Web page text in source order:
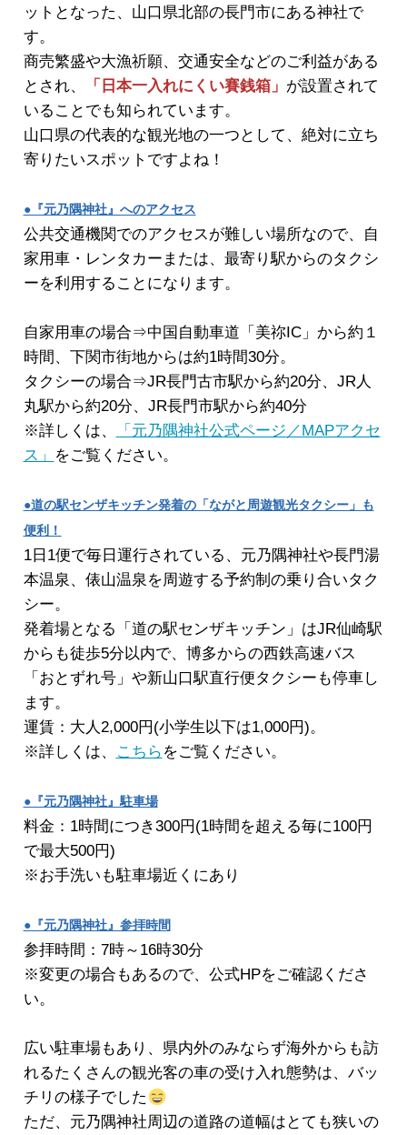
ットとなった、山口県北部の長門市にある神社で
す。
商売繁盛や大漁祈願、交通安全などのご利益がある
とされ、
「日本一入れにくい賽銭箱」 が設置されて
いることでも知られています。
山口県の代表的な観光地の一つとして、絶対に立ち
寄りたいスポットですよね！
●『元乃隅神社』へのアクセス
公共交通機関でのアクセスが難しい場所なので、自
家用車・レンタカーまたは、最寄り駅からのタクシ
ーを利用することになります。
自家用車の場合⇒中国自動車道「美祢IC」から約１
時間、下関市街地からは約1時間30分。
タクシーの場合⇒JR長門古市駅から約20分、JR人
丸駅から約20分、JR長門市駅から約40分
※詳しくは、
「元乃隅神社公式ページ／MAPアクセ
ス」
をご覧ください。
●道の駅センザキッチン発着の「ながと周遊観光タクシー」も
便利！
1日1便で毎日運行されている、元乃隅神社や長門湯
本温泉、俵山温泉を周遊する予約制の乗り合いタク
シー。
発着場となる「道の駅センザキッチン」はJR仙崎駅
からも徒歩5分以内で、博多からの西鉄高速バス
「おとずれ号」や新山口駅直行便タクシーも停車し
ます。
運賃：大人2,000円(小学生以下は1,000円)。
※詳しくは、
こちら をご覧ください。
●『元乃隅神社』駐車場
料金：1時間につき300円(1時間を超える毎に100円
で最大500円)
※お手洗いも駐車場近くにあり
●『元乃隅神社』参拝時間
参拝時間：7時～16時30分
※変更の場合もあるので、公式HPをご確認くださ
い。
広い駐車場もあり、県内外のみならず海外からも訪
れるたくさんの観光客の車の受け入れ態勢は、バッ
チリの様子でした
ただ、元乃隅神社周辺の道路の道幅はとても狭いの